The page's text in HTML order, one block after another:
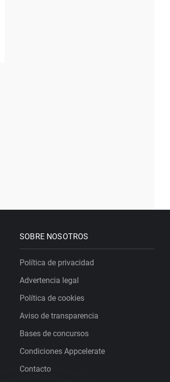
SOBRE NOSOTROS
Política de privacidad
Advertencia legal
Política de cookies
Aviso de transparencia
Bases de concursos
Condiciones Appcelerate
Contacto